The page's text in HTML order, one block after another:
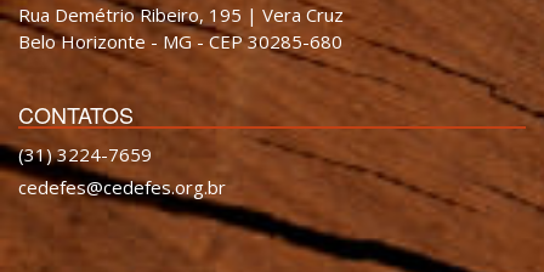
Rua Demétrio Ribeiro, 195 | Vera Cruz
Belo Horizonte - MG - CEP 30285-680
CONTATOS
(31) 3224-7659
cedefes@cedefes.org.br